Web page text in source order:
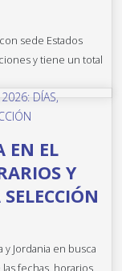
sede Estados
y tiene un total
EN EL
Y
Jordania en busca